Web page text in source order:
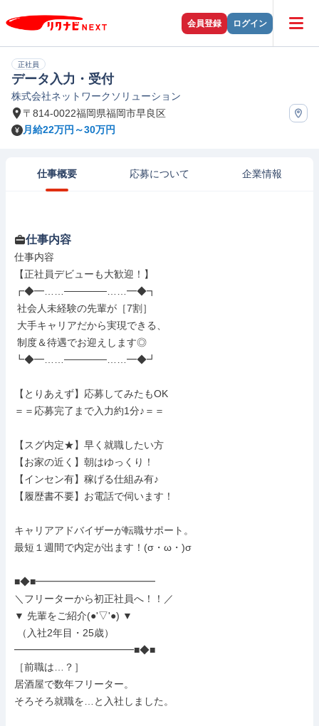
会員登録 ログイン
正社員
データ入力・受付
株式会社ネットワークソリューション
〒814-0022福岡県福岡市早良区
月給22万円～30万円
仕事概要 応募について 企業情報
仕事内容
仕事内容
【正社員デビューも大歓迎！】
┏◆━……──────……━◆┓
┗◆━……──────……━◆┛
【とりあえず】応募してみたもOK
＝＝応募完了まで入力約1分♪＝＝
【スグ内定★】早く就職したい方
【お家の近く】朝はゆっくり！
【インセン有】稼げる仕組み有♪
【履歴書不要】お電話で伺います！
キャリアアドバイザーが転職サポート。
最短１週間で内定が出ます！(σ・ω・)σ
■◆■━━━━━━━━━━━━
＼フリーターから初正社員へ！！／
▼ 先輩をご紹介(●'▽'●) ▼
━━━━━━━━━━━━■◆■
［前職は…？］
居酒屋で数年フリーター。
そろそろ就職を…と入社しました。